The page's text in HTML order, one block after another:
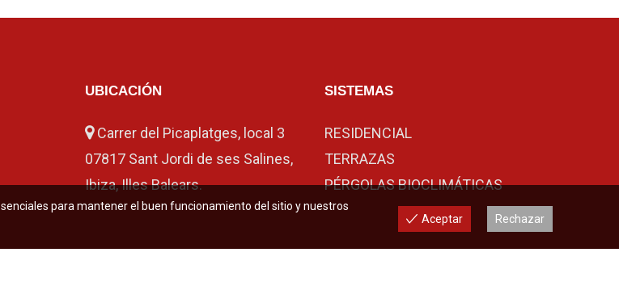
UBICACIÓN
Carrer del Picaplatges, local 3
07817 Sant Jordi de ses Salines,
Ibiza, Illes Balears.
SISTEMAS
RESIDENCIAL
TERRAZAS
PÉRGOLAS BIOCLIMÁTICAS
para mantener el buen funcionamiento del sitio y nuestros
Aceptar Rechazar